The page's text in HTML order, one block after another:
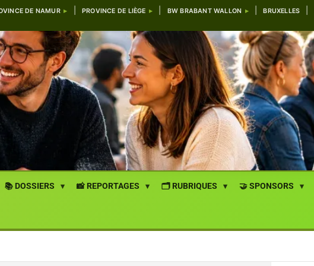
DE NAMUR PROVINCE DE LIÈGE BW BRABANT WALLON BRUXELLES
📚 DOSSIERS 📸 REPORTAGES 🗂️ RUBRIQUES 🤝 SPONSORS